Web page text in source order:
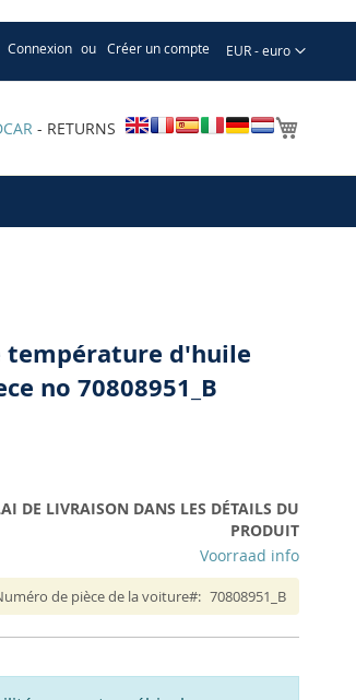
Devise
EUR - euro
Connexion Créer un compte
- RETURNS
température d'huile
no 70808951_B
DE LIVRAISON DANS LES DÉTAILS DU
PRODUIT
Voorraad info
de pièce de la voiture 70808951_B